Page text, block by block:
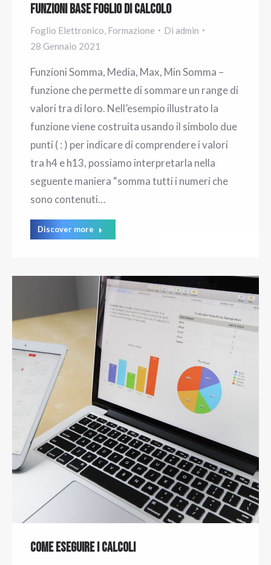
Funzioni Base Foglio di Calcolo
Foglio Elettronico, Formazione Di admin
28 Gennaio 2021
Funzioni Somma, Media, Max, Min Somma –
funzione che permette di sommare un range di
valori tra di loro. Nell’esempio illustrato la
funzione viene costruita usando il simbolo due
punti ( : ) per indicare di comprendere i valori
tra h4 e h13, possiamo interpretarla nella
seguente maniera “somma tutti i numeri che
sono contenuti…
Discover more
Come eseguire i calcoli